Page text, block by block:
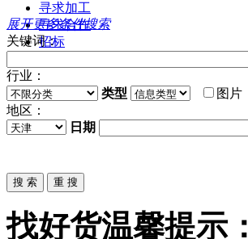
寻求加工
寻求合作
招标
展开更多条件搜索
关键词：
行业：
类型
图片
地区：
日期
找好货温馨提示：